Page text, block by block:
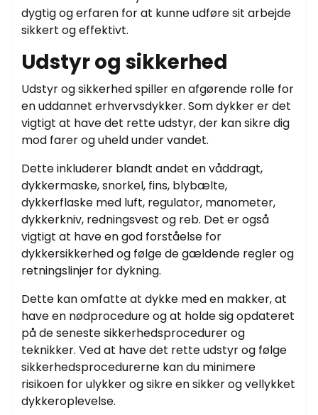
dygtig og erfaren for at kunne udføre sit arbejde
sikkert og effektivt.
Udstyr og sikkerhed
Udstyr og sikkerhed spiller en afgørende rolle for
en uddannet erhvervsdykker. Som dykker er det
vigtigt at have det rette udstyr, der kan sikre dig
mod farer og uheld under vandet.
Dette inkluderer blandt andet en våddragt,
dykkermaske, snorkel, fins, blybælte,
dykkerflaske med luft, regulator, manometer,
dykkerkniv, redningsvest og reb. Det er også
vigtigt at have en god forståelse for
dykkersikkerhed og følge de gældende regler og
retningslinjer for dykning.
Dette kan omfatte at dykke med en makker, at
have en nødprocedure og at holde sig opdateret
på de seneste sikkerhedsprocedurer og
teknikker. Ved at have det rette udstyr og følge
sikkerhedsprocedurerne kan du minimere
risikoen for ulykker og sikre en sikker og vellykket
dykkeroplevelse.